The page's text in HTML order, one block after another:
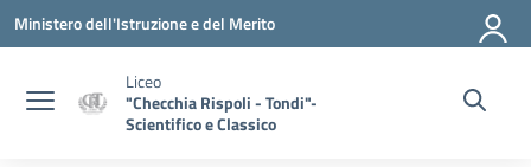
Vai ai contenuti
Vai al menu di navigazione
Vai al footer
Ministero dell'Istruzione e del Merito
Liceo
"Checchia Rispoli - Tondi"-
Scientifico e Classico